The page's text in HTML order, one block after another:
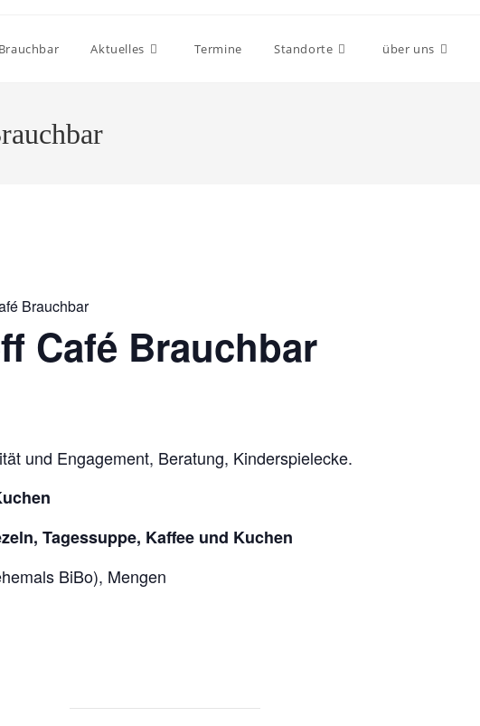
Aktuelles Termine Standorte über uns
Brauchbar
Café Brauchbar
und Engagement, Beratung, Kinderspielecke.
Tagessuppe, Kaffee und Kuchen
BiBo), Mengen